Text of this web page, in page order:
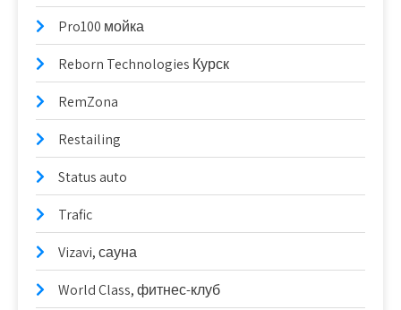
Pro100 мойка
Reborn Technologies Курск
RemZona
Restailing
Status auto
Trafic
Vizavi, сауна
World Class, фитнес-клуб